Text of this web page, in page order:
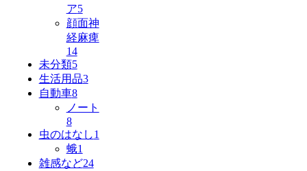
ア5
顔面神
経麻痺
14
未分類5
生活用品3
自動車8
ノート
8
虫のはなし1
蛾1
雑感など24